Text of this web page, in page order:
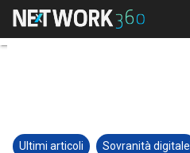
Ultimi articoli Sovranità digitale